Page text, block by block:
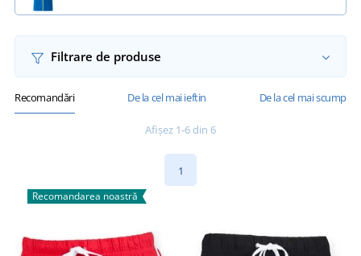
Filtrare de produse
Recomandări De la cel mai ieftin De la cel mai scump
Afișez 1-6 din 6
1
Recomandarea noastră